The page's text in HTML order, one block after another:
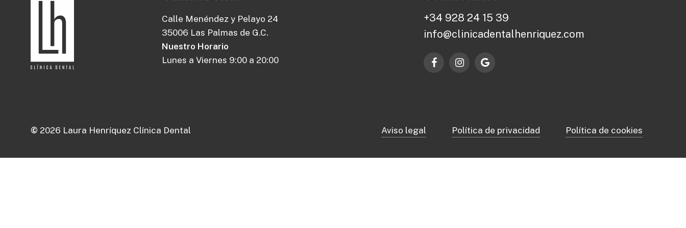
Calle Menéndez y Pelayo 24
35006 Las Palmas de G.C.
Nuestro Horario
Lunes a Viernes 9:00 a 20:00
+34 928 24 15 39
info@clinicadentalhenriquez.com
© 2026 Laura Henríquez Clínica Dental Aviso legal Política de privacidad Política de cookies